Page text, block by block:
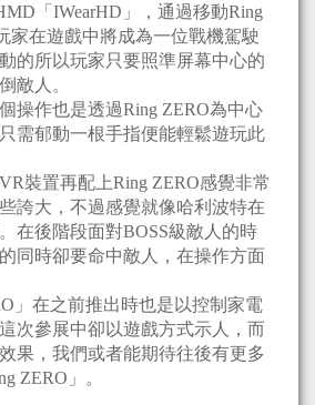
「IWearHD」，通過移動Ring
家在遊戲中將成為一位戰機駕駛
的所以玩家只要照準屏幕中心的
敵人。
操作也是透過Ring ZERO為中心
需郁動一根手指便能輕鬆遊玩此
裝置再配上Ring ZERO感覺非常
誇大，不過感覺就像哈利波特在
在後階段面對BOSS級敵人的時
同時卻要命中敵人，在操作方面
」在之前推出時也是以控制家電
次參展中卻以遊戲方式示人，而
果，我們或者能期待往後有更多
ZERO」。